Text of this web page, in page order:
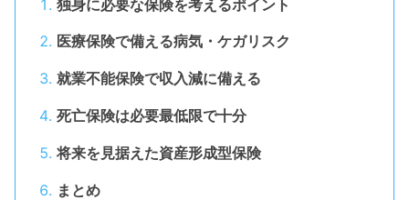
独身に必要な保険を考えるポイント
医療保険で備える病気・ケガリスク
就業不能保険で収入減に備える
死亡保険は必要最低限で十分
将来を見据えた資産形成型保険
まとめ